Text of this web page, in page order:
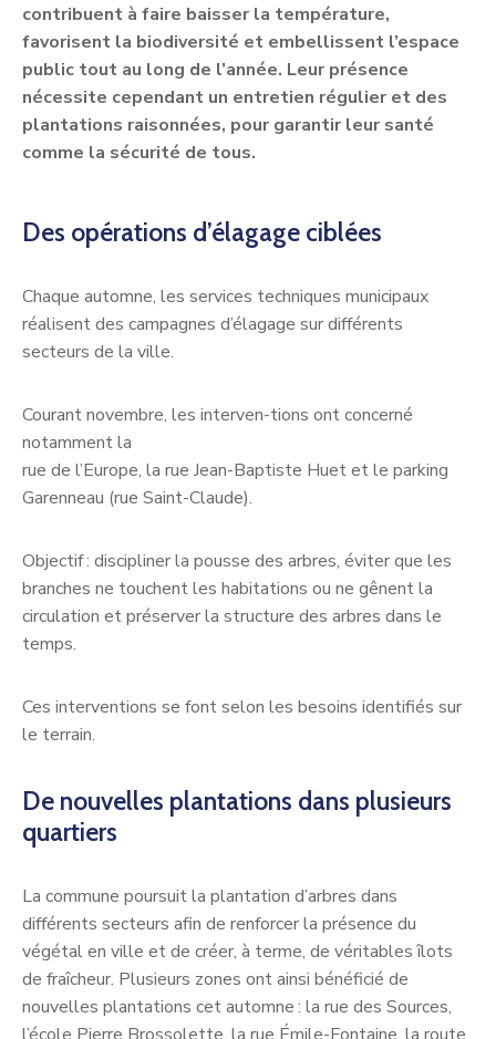
contribuent à faire baisser la température,
favorisent la biodiversité et embellissent l’espace
public tout au long de l’année. Leur présence
nécessite cependant un entretien régulier et des
plantations raisonnées, pour garantir leur santé
comme la sécurité de tous.
Des opérations d’élagage ciblées
Chaque automne, les services techniques municipaux
réalisent des campagnes d’élagage sur différents
secteurs de la ville.
Courant novembre, les interven-tions ont concerné
notamment la
rue de l’Europe, la rue Jean-Baptiste Huet et le parking
Garenneau (rue Saint-Claude).
Objectif : discipliner la pousse des arbres, éviter que les
branches ne touchent les habitations ou ne gênent la
circulation et préserver la structure des arbres dans le
temps.
Ces interventions se font selon les besoins identifiés sur
le terrain.
De nouvelles plantations dans plusieurs
quartiers
La commune poursuit la plantation d’arbres dans
différents secteurs afin de renforcer la présence du
végétal en ville et de créer, à terme, de véritables îlots
de fraîcheur. Plusieurs zones ont ainsi bénéficié de
nouvelles plantations cet automne : la rue des Sources,